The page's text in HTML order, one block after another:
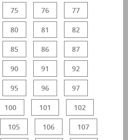
75 76 77
80 81 82
85 86 87
90 91 92
95 96 97
100 101 102
105 106 107